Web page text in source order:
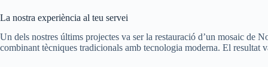
La nostra experiència al teu servei
Un dels nostres últims projectes va ser la restauració d’un mosaic de
combinant tècniques tradicionals amb tecnologia moderna. El resultat